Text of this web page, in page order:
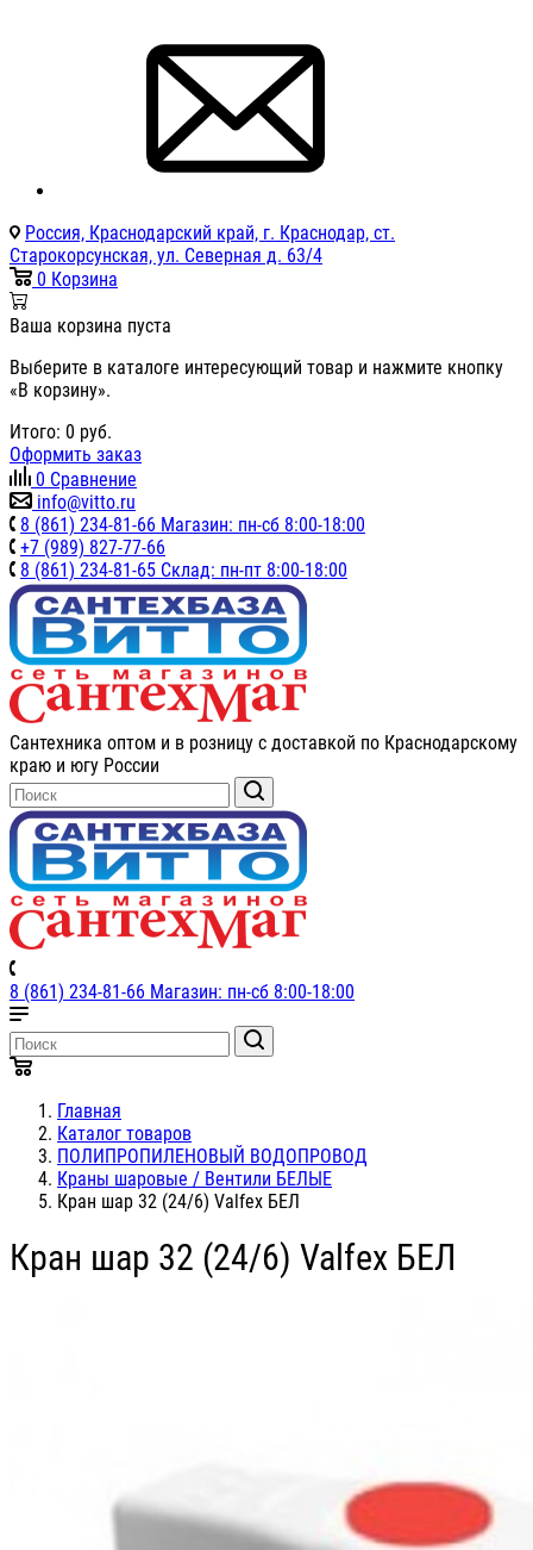
Россия, Краснодарский край, г. Краснодар, ст.
Старокорсунская, ул. Северная д. 63/4
0 Корзина
Ваша корзина пуста
Выберите в каталоге интересующий товар и нажмите кнопку
«В корзину».
Итого: 0 руб.
Оформить заказ
0 Сравнение
info@vitto.ru
8 (861) 234-81-66 Магазин: пн-сб 8:00-18:00
+7 (989) 827-77-66
8 (861) 234-81-65 Склад: пн-пт 8:00-18:00
Сантехника оптом и в розницу с доставкой по Краснодарскому
краю и югу России
8 (861) 234-81-66 Магазин: пн-сб 8:00-18:00
Главная
Каталог товаров
ПОЛИПРОПИЛЕНОВЫЙ ВОДОПРОВОД
Краны шаровые / Вентили БЕЛЫЕ
Кран шар 32 (24/6) Valfex БЕЛ
Кран шар 32 (24/6) Valfex БЕЛ